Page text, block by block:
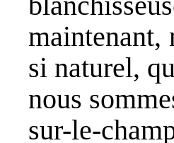
maintenant,
si naturel,
nous
sur-le-